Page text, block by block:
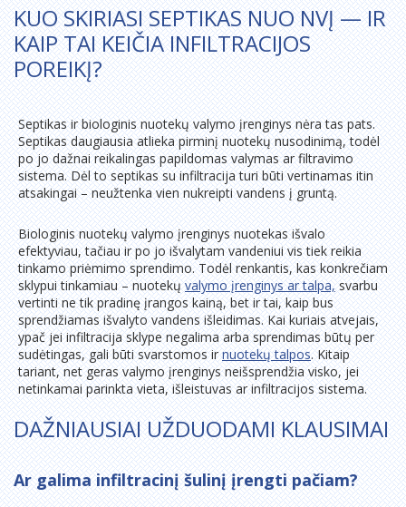
KUO SKIRIASI SEPTIKAS NUO NVĮ — IR
KAIP TAI KEIČIA INFILTRACIJOS
POREIKĮ?
Septikas ir biologinis nuotekų valymo įrenginys nėra tas pats.
Septikas daugiausia atlieka pirminį nuotekų nusodinimą, todėl
po jo dažnai reikalingas papildomas valymas ar filtravimo
sistema. Dėl to septikas su infiltracija turi būti vertinamas itin
atsakingai – neužtenka vien nukreipti vandens į gruntą.
Biologinis nuotekų valymo įrenginys nuotekas išvalo
efektyviau, tačiau ir po jo išvalytam vandeniui vis tiek reikia
tinkamo priėmimo sprendimo. Todėl renkantis, kas konkrečiam
sklypui tinkamiau – nuotekųvalymo įrenginys ar talpa,svarbu
vertinti ne tik pradinę įrangos kainą, bet ir tai, kaip bus
sprendžiamas išvalyto vandens išleidimas. Kai kuriais atvejais,
ypač jei infiltracija sklype negalima arba sprendimas būtų per
sudėtingas, gali būti svarstomos irnuotekų talpos. Kitaip
tariant, net geras valymo įrenginys neišsprendžia visko, jei
netinkamai parinkta vieta, išleistuvas ar infiltracijos sistema.
DAŽNIAUSIAI UŽDUODAMI KLAUSIMAI
Ar galima infiltracinį šulinį įrengti pačiam?